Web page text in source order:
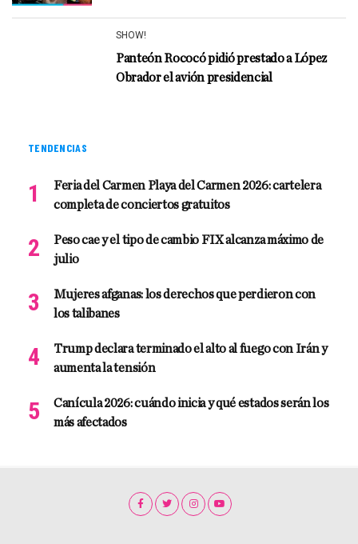
SHOW!
Panteón Rococó pidió prestado a López
Obrador el avión presidencial
TENDENCIAS
Feria del Carmen Playa del Carmen 2026: cartelera
completa de conciertos gratuitos
Peso cae y el tipo de cambio FIX alcanza máximo de
julio
Mujeres afganas: los derechos que perdieron con
los talibanes
Trump declara terminado el alto al fuego con Irán y
aumenta la tensión
Canícula 2026: cuándo inicia y qué estados serán los
más afectados